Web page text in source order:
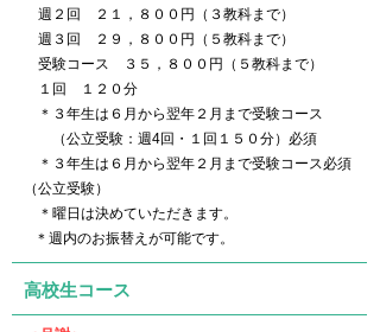
週２回 ２１，８００円（３教科まで）
週３回 ２９，８００円（５教科まで）
受験コース ３５，８００円（５教科まで）​ ​
１回 １２０分
＊３年生は６月から翌年２月まで受験コース
（公立受験：週4回・１回１５０分）必須
＊３年生は６月から翌年２月まで受験コース必須
（公立受験）
＊曜日は決めていただきます。
＊ 週内のお振替えが可能です。
高校生コース